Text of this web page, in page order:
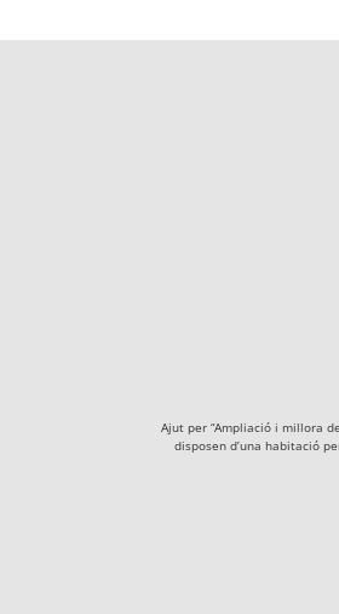
Ajut per “Ampliació i millora
disposen d’una habitació